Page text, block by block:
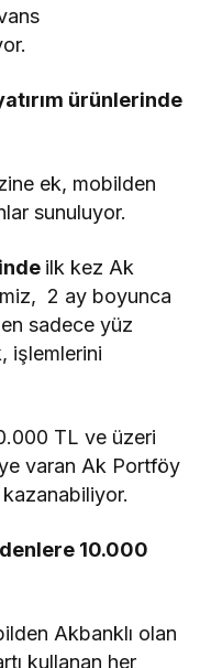
ürünlerinde
ek, mobilden
sunuluyor.
ilk kez Ak
2 ay boyunca
sadece yüz
işlemlerini
TL ve üzeri
varan Ak Portföy
10.000
Akbanklı olan
kullanan her